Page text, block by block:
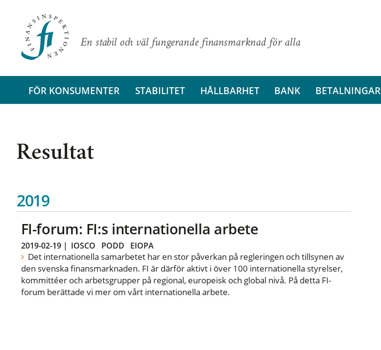
En stabil och väl fungerande finansmarknad för alla
FÖR KONSUMENTER STABILITET HÅLLBARHET BANK BETALNINGAR
Resultat
2019
FI-forum: FI:s internationella arbete
2019-02-19| IOSCO PODD EIOPA
Det internationella samarbetet har en stor påverkan på regleringen och tillsynen av
den svenska finansmarknaden. FI är därför aktivt i över 100 internationella styrelser,
kommittéer och arbetsgrupper på regional, europeisk och global nivå. På detta FI-
forum berättade vi mer om vårt internationella arbete.